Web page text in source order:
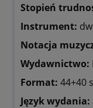
Stopień
Instrument:
Notacja
Wydawnictwo:
Format: 44+40
Język wydania: